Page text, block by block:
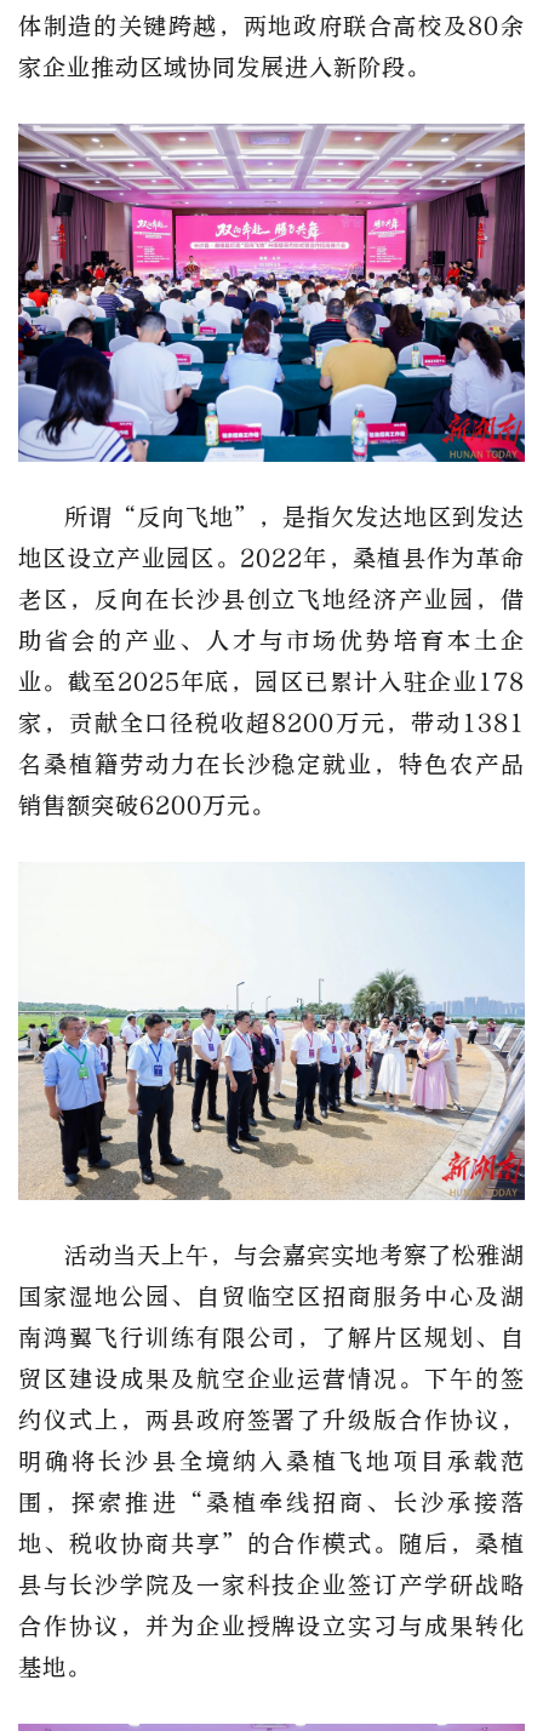
体制造的关键跨越，两地政府联合高校及80余
家企业推动区域协同发展进入新阶段。
所谓“反向飞地”，是指欠发达地区到发达
地区设立产业园区。2022年，桑植县作为革命
老区，反向在长沙县创立飞地经济产业园，借
助省会的产业、人才与市场优势培育本土企
业。截至2025年底，园区已累计入驻企业178
家，贡献全口径税收超8200万元，带动1381
名桑植籍劳动力在长沙稳定就业，特色农产品
销售额突破6200万元。
活动当天上午，与会嘉宾实地考察了松雅湖
国家湿地公园、自贸临空区招商服务中心及湖
南鸿翼飞行训练有限公司，了解片区规划、自
贸区建设成果及航空企业运营情况。下午的签
约仪式上，两县政府签署了升级版合作协议，
明确将长沙县全境纳入桑植飞地项目承载范
围，探索推进“桑植牵线招商、长沙承接落
地、税收协商共享”的合作模式。随后，桑植
县与长沙学院及一家科技企业签订产学研战略
合作协议，并为企业授牌设立实习与成果转化
基地。